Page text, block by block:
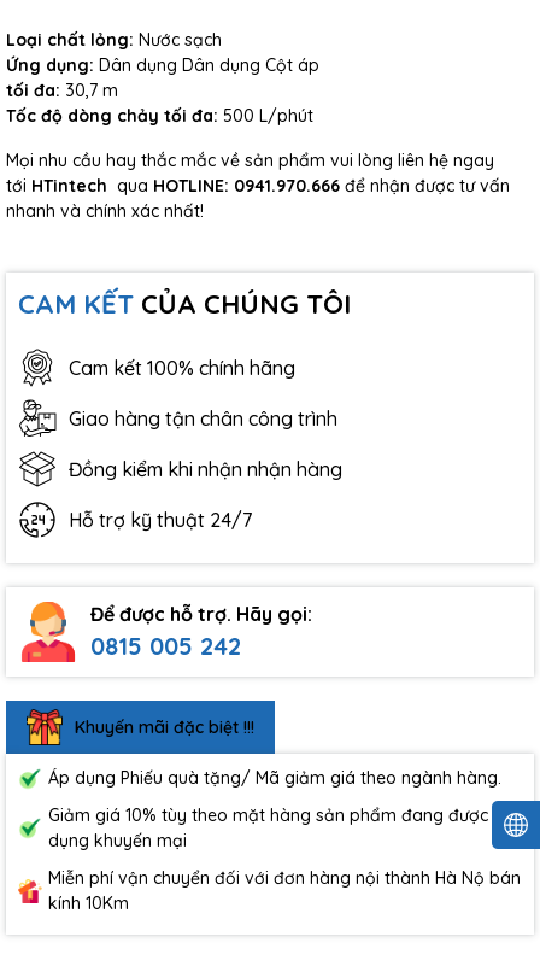
Loại chất lỏng: Nước sạch
Ứng dụng: Dân dụng Dân dụng Cột áp
tối đa: 30,7 m
Tốc độ dòng chảy tối đa: 500 L/phút
Mọi nhu cầu hay thắc mắc về sản phẩm vui lòng liên hệ ngay
tới HTintech qua HOTLINE: 0941.970.666 để nhận được tư vấn
nhanh và chính xác nhất!
CAM KẾT CỦA CHÚNG TÔI
Cam kết 100% chính hãng
Giao hàng tận chân công trình
Đồng kiểm khi nhận nhận hàng
Hỗ trợ kỹ thuật 24/7
Để được hỗ trợ. Hãy gọi:
0815 005 242
Khuyến mãi đặc biệt !!!
Áp dụng Phiếu quà tặng/ Mã giảm giá theo ngành hàng.
Giảm giá 10% tùy theo mặt hàng sản phẩm đang được áp
dụng khuyến mại
Miễn phí vận chuyển đối với đơn hàng nội thành Hà Nộ bán
kính 10Km